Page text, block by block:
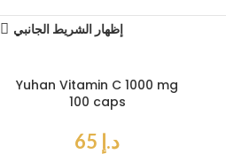
إظهار الشريط الجانبي
Yuhan Vitamin C 1000 mg
100 caps
د.إ